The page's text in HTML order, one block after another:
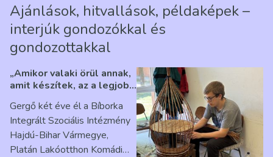
Ajánlások, hitvallások, példaképek –
interjúk gondozókkal és
gondozottakkal
„Amikor valaki örül annak,
amit készítek, az a legjobb
Ribárszky Gergő ellátottal
Gergő két éve él a Bíborka
Integrált Szociális Intézmény
Hajdú-Bihar Vármegye,
Platán Lakóotthon Komádi